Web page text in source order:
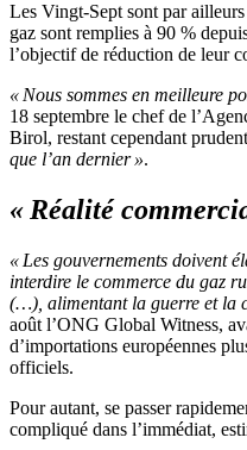
Les Vingt-Sept sont par
gaz sont remplies à 90 %
l’objectif de réduction de leur
« Nous sommes en meilleure
18 septembre le chef de
Birol, restant cependant
que l’an dernier ».
« Réalité
« Les gouvernements doivent
interdire le commerce du gaz
(…), alimentant la guerre et la
août l’ONG Global Witness,
d’importations européennes
officiels.
Pour autant, se passer
compliqué dans l’immédiat,